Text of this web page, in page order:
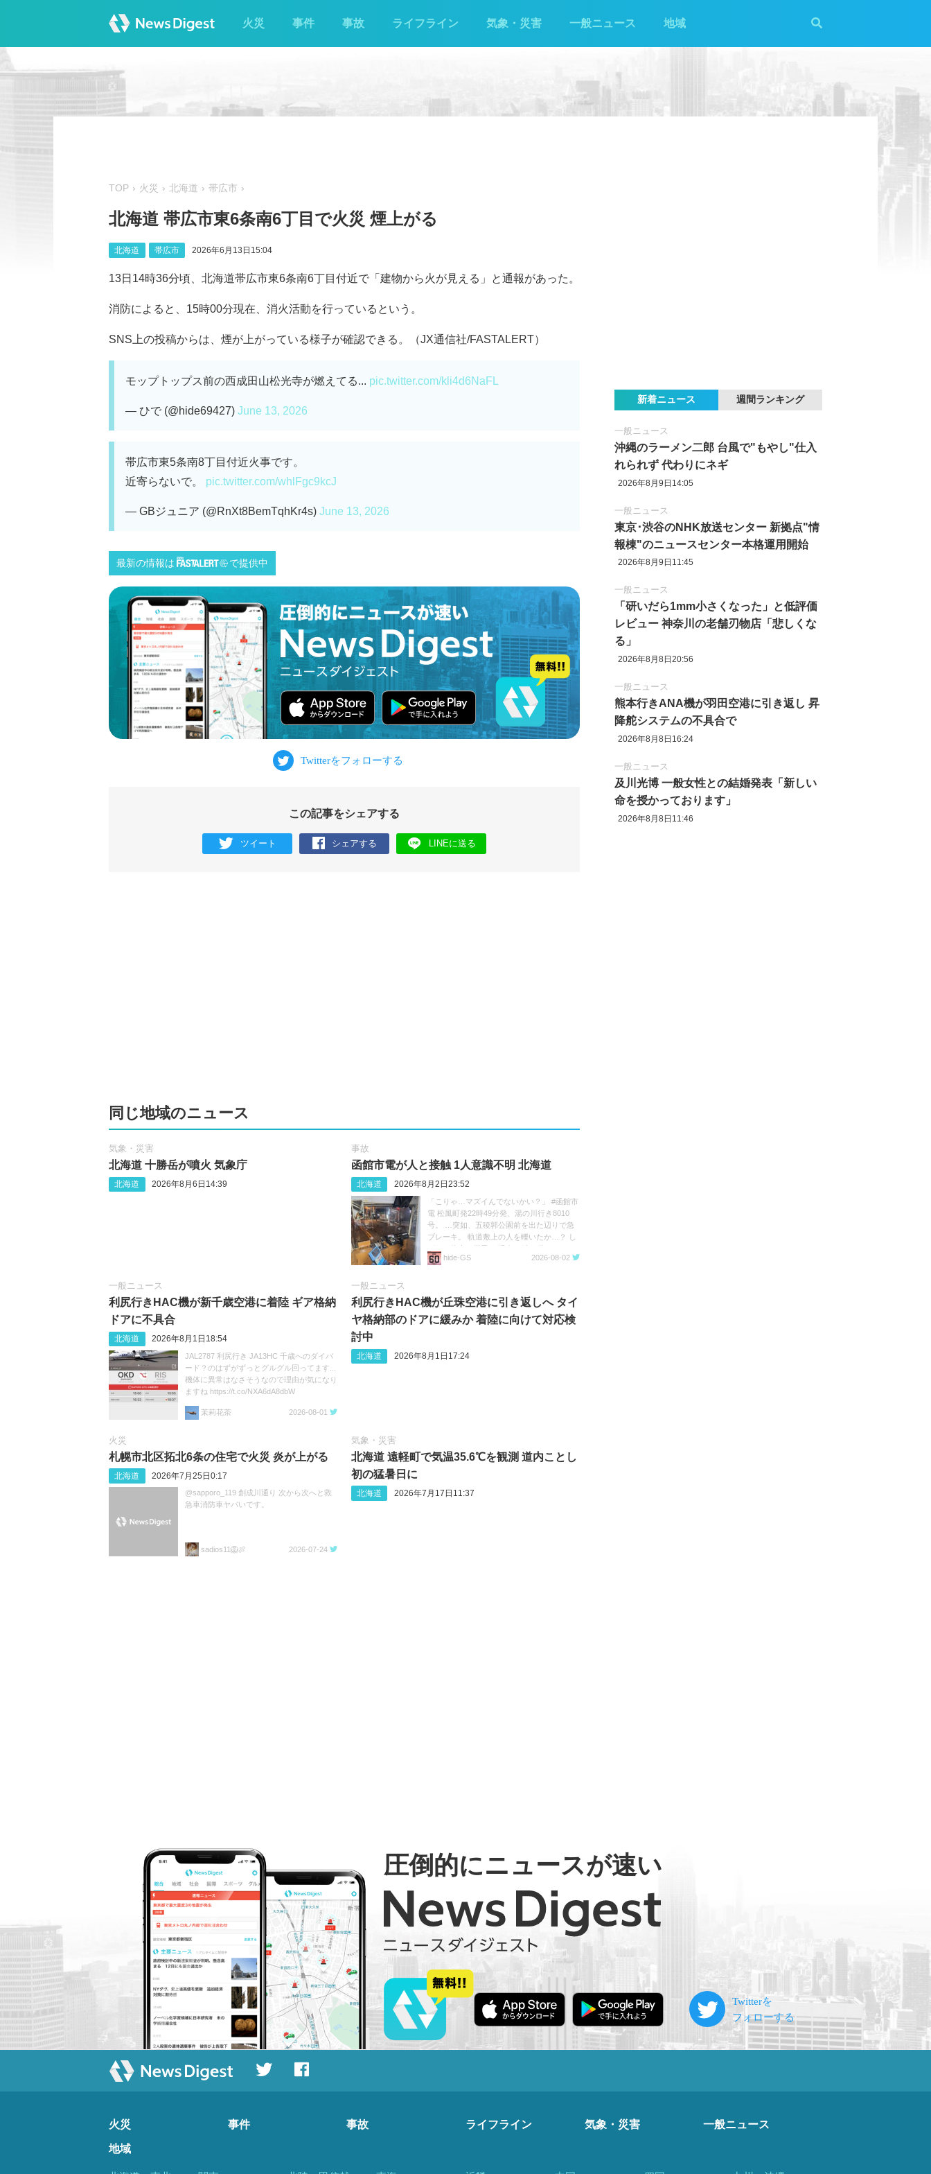
火災 事件 事故 ライフライン 気象・災害 一般ニュース 地域
TOP 火災 北海道 帯広市
北海道 帯広市東6条南6丁目で火災 煙上がる
北海道 帯広市 2026年6月13日15:04
13日14時36分頃、北海道帯広市東6条南6丁目付近で「建物から火が見える」と通報があった。
消防によると、15時00分現在、消火活動を行っているという。
SNS上の投稿からは、煙が上がっている様子が確認できる。（JX通信社/FASTALERT）
モップトップス前の西成田山松光寺が燃えてる... pic.twitter.com/kli4d6NaFL
— ひで (@hide69427) June 13, 2026
帯広市東5条南8丁目付近火事です。
近寄らないで。 pic.twitter.com/whlFgc9kcJ
— GBジュニア (@RnXt8BemTqhKr4s) June 13, 2026
最新の情報は で提供中
この記事をシェアする
ツイート シェアする LINEに送る
同じ地域のニュース
気象・災害
北海道 十勝岳が噴火 気象庁
北海道 2026年8月6日14:39
事故
函館市電が人と接触 1人意識不明 北海道
北海道 2026年8月2日23:52
「こりゃ…マズイんでないかい？」 #函館市
電 松風町発22時49分発、湯の川行き8010
号。 …突如、五稜郭公園前を出た辺りで急
ブレーキ。 軌道敷上の人を轢いたか…？ し
ばらく停車の様子。 現在23時20分。
https://t.co/05MHqV1wVQ
hide‐GS 2026-08-02
一般ニュース
利尻行きHAC機が新千歳空港に着陸 ギア格納
ドアに不具合
北海道 2026年8月1日18:54
JAL2787 利尻行き JA13HC 千歳へのダイバ
ード？のはずがずっとグルグル回ってます...
機体に異常はなさそうなので理由が気になり
ますね https://t.co/NXA6dA8dbW
茉莉花茶 2026-08-01
一般ニュース
利尻行きHAC機が丘珠空港に引き返しへ タイ
ヤ格納部のドアに緩みか 着陸に向けて対応検
討中
北海道 2026年8月1日17:24
火災
札幌市北区拓北6条の住宅で火災 炎が上がる
北海道 2026年7月25日0:17
@sapporo_119 創成川通り 次から次へと救
急車消防車ヤバいです。
sadios11🦁🍖 2026-07-24
気象・災害
北海道 遠軽町で気温35.6℃を観測 道内ことし
初の猛暑日に
北海道 2026年7月17日11:37
新着ニュース 週間ランキング
一般ニュース
沖縄のラーメン二郎 台風で"もやし"仕入
れられず 代わりにネギ
2026年8月9日14:05
一般ニュース
東京‪･‬渋谷のNHK放送センター 新拠点"情
報棟"のニュースセンター本格運用開始
2026年8月9日11:45
一般ニュース
「研いだら1mm小さくなった」と低評価
レビュー 神奈川の老舗刃物店「悲しくな
る」
2026年8月8日20:56
一般ニュース
熊本行きANA機が羽田空港に引き返し 昇
降舵システムの不具合で
2026年8月8日16:24
一般ニュース
及川光博 一般女性との結婚発表「新しい
命を授かっております」
2026年8月8日11:46
圧倒的にニュースが速い
火災 事件 事故 ライフライン 気象・災害 一般ニュース
地域